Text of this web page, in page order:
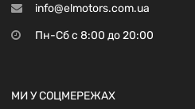
info@elmotors.com.ua
Пн-Сб с 8:00 до 20:00
МИ У СОЦМЕРЕЖАХ